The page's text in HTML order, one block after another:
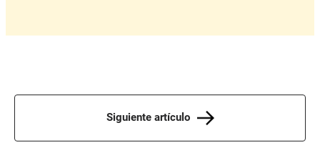
Siguiente artículo